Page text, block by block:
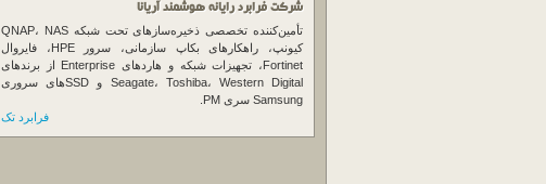
شرکت فرابرد رایانه هوشمند آریانا
تأمین‌کننده تخصصی ذخیره‌سازهای تحت شبکه QNAP، NAS
کیونپ، راهکارهای بکاپ سازمانی، سرور HPE، فایروال
Fortinet، تجهیزات شبکه و هاردهای Enterprise از برندهای
Seagate، Toshiba، Western Digital و SSDهای سروری
Samsung سری PM.
فرابرد تک